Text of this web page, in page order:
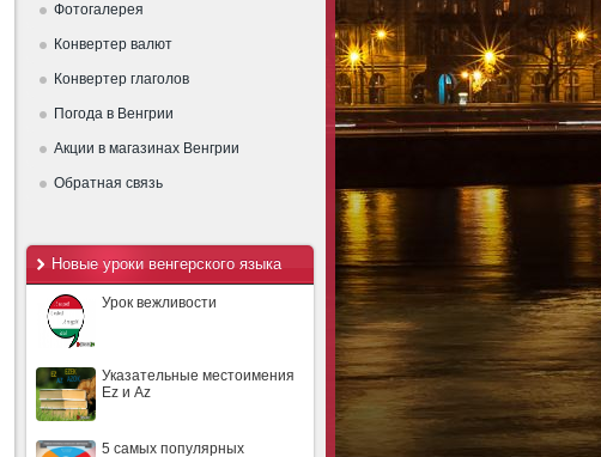
Фотогалерея
Конвертер валют
Конвертер глаголов
Погода в Венгрии
Акции в магазинах Венгрии
Обратная связь
Новые уроки венгерского языка
Урок вежливости
Указательные местоимения
Ez и Az
5 самых популярных